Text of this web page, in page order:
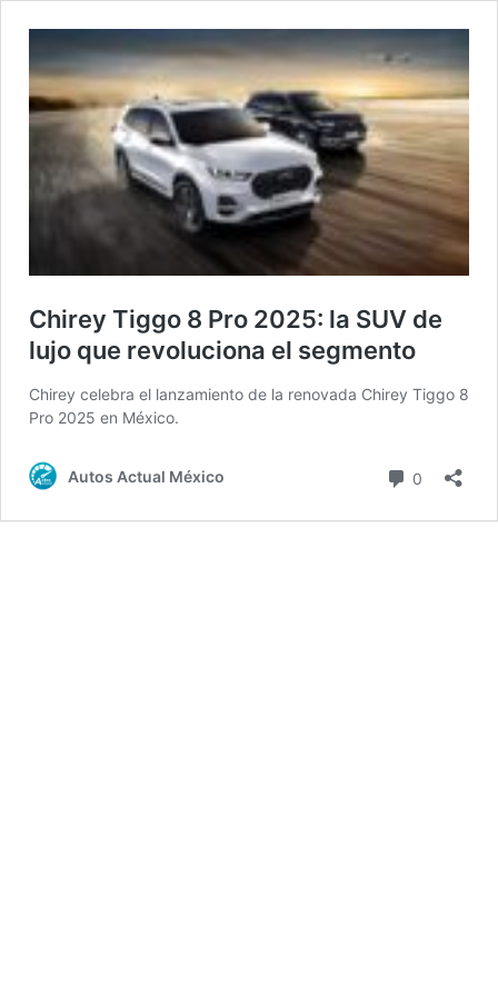
Chirey Tiggo 8 Pro 2025: la SUV de
lujo que revoluciona el segmento
Chirey celebra el lanzamiento de la renovada Chirey Tiggo 8
Pro 2025 en México.
Autos Actual México 0